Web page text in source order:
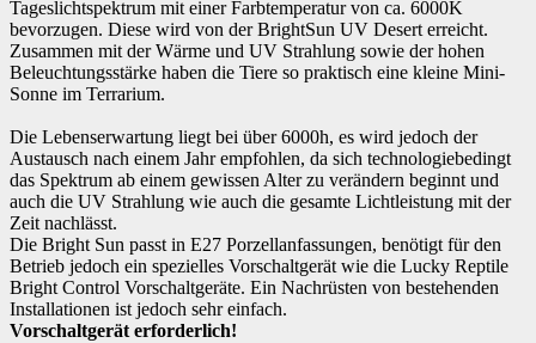
Tageslichtspektrum mit einer Farbtemperatur von ca. 6000K
bevorzugen. Diese wird von der BrightSun UV Desert erreicht.
Zusammen mit der Wärme und UV Strahlung sowie der hohen
Beleuchtungsstärke haben die Tiere so praktisch eine kleine Mini-
Sonne im Terrarium.
Die Lebenserwartung liegt bei über 6000h, es wird jedoch der
Austausch nach einem Jahr empfohlen, da sich technologiebedingt
das Spektrum ab einem gewissen Alter zu verändern beginnt und
auch die UV Strahlung wie auch die gesamte Lichtleistung mit der
Zeit nachlässt.
Die Bright Sun passt in E27 Porzellanfassungen, benötigt für den
Betrieb jedoch ein spezielles Vorschaltgerät wie die Lucky Reptile
Bright Control Vorschaltgeräte. Ein Nachrüsten von bestehenden
Installationen ist jedoch sehr einfach.
Vorschaltgerät erforderlich!